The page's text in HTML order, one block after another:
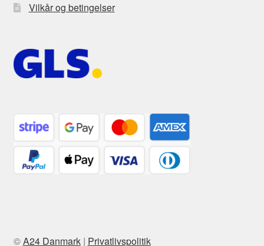
Vilkår og betingelser
©A24 Danmark| Privatlivspolitik